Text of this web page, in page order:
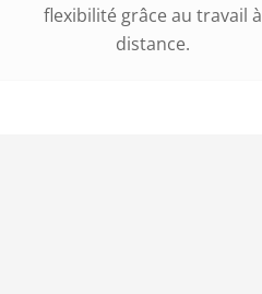
flexibilité grâce au travail à
distance.